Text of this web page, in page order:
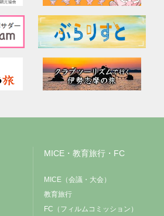
MICE・教育旅行・FC
MICE（会議・大会）
教育旅行
FC（フィルムコミッション）